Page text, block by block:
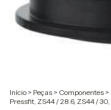
Início > Peças > Componentes >
Pressfit, ZS44 / 28.6, ZS44 /